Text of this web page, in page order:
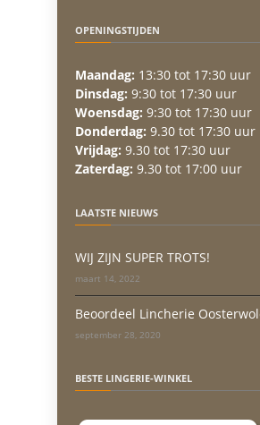
OPENINGSTIJDEN
Maandag: 13:30 tot 17:30 uur
Dinsdag: 9:30 tot 17:30 uur
Woensdag: 9:30 tot 17:30 uur
Donderdag: 9.30 tot 17:30 uur
Vrijdag: 9.30 tot 17:30 uur
Zaterdag: 9.30 tot 17:00 uur
LAATSTE NIEUWS
WIJ ZIJN SUPER TROTS!
maart 14, 2022
Beoordeel Lincherie
september 28, 2020
BESTE LINGERIE-WINKEL